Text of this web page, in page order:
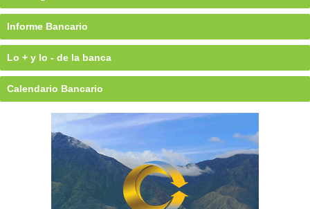
Informe Bancario
Lo + y lo - de la banca
Calendario Bancario